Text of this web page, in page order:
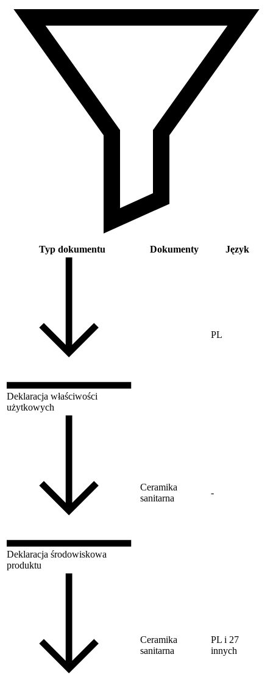
Typ dokumentu Dokumenty Język
Deklaracja właściwości
użytkowych
PL
Deklaracja środowiskowa
produktu
Ceramika
sanitarna
-
Ceramika
sanitarna
PL i 27
innych